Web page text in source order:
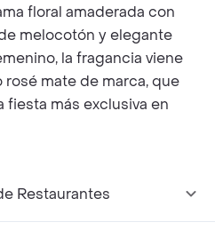
floral amaderada con
melocotón y elegante
la fragancia viene
mate de marca, que
fiesta más exclusiva en
Restaurantes